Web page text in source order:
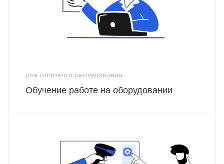
ДЛЯ ТОРГОВОГО ОБОРУДОВАНИЯ
Обучение работе на оборудовании